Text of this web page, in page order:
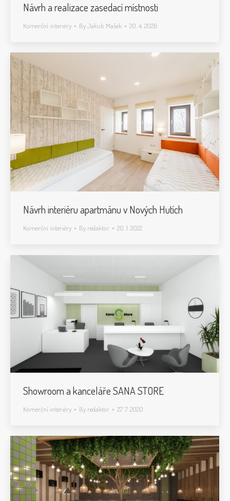
Návrh a realizace zasedací místnosti
Komerční interiéry ByJakub Mašek 20. 4. 2026
Návrh interiéru apartmánu v Nových Hutích
Komerční interiéry By redaktor 20. 1. 2022
Showroom a kanceláře SANA STORE
Komerční interiéry By redaktor 27. 7. 2020